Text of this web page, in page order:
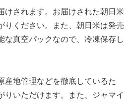
けされます。お届けされた朝日米
りください。また、朝日米は発売
な真空パックなので、冷凍保存し
産地管理などを徹底しているた
りいただけます。また、ジャマイ